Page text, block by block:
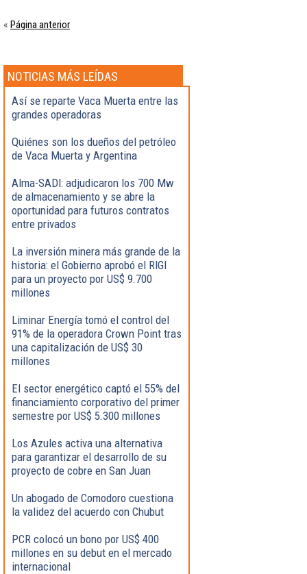
« Página anterior
NOTICIAS MÁS LEÍDAS
Así se reparte Vaca Muerta entre las
grandes operadoras
Quiénes son los dueños del petróleo
de Vaca Muerta y Argentina
Alma-SADI: adjudicaron los 700 Mw
de almacenamiento y se abre la
oportunidad para futuros contratos
entre privados
La inversión minera más grande de la
historia: el Gobierno aprobó el RIGI
para un proyecto por US$ 9.700
millones
Liminar Energía tomó el control del
91% de la operadora Crown Point tras
una capitalización de US$ 30
millones
El sector energético captó el 55% del
financiamiento corporativo del primer
semestre por US$ 5.300 millones
Los Azules activa una alternativa
para garantizar el desarrollo de su
proyecto de cobre en San Juan
Un abogado de Comodoro cuestiona
la validez del acuerdo con Chubut
PCR colocó un bono por US$ 400
millones en su debut en el mercado
internacional